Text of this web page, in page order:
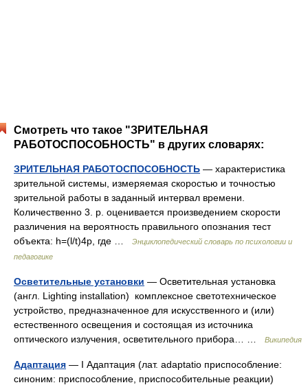
Смотреть что такое "ЗРИТЕЛЬНАЯ
РАБОТОСПОСОБНОСТЬ" в других словарях:
ЗРИТЕЛЬНАЯ РАБОТОСПОСОБНОСТЬ — характеристика
зрительной системы, измеряемая скоростью и точностью
зрительной работы в заданный интервал времени.
Количественно 3. р. оценивается произведением скорости
различения на вероятность правильного опознания тест
объекта: h=(l/t)4p, где …
Энциклопедический словарь по психологии и
педагогике
Осветительные установки — Осветительная установка
(англ. Lighting installation) комплексное светотехническое
устройство, предназначенное для искусственного и (или)
естественного освещения и состоящая из источника
оптического излучения, осветительного прибора… …
Википедия
Адаптация — I Адаптация (лат. adaptatio приспособление:
синоним: приспособление, приспособительные реакции)